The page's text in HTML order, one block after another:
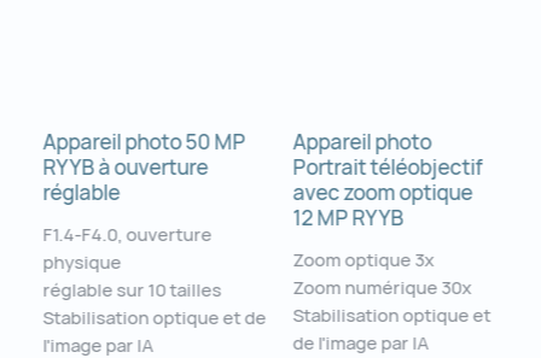
Appareil photo 50 MP
RYYB à ouverture
réglable
F1.4-F4.0, ouverture
physique
réglable sur 10 tailles
Stabilisation optique et de
l'image par IA
Appareil photo
Portrait téléobjectif
avec zoom optique
12 MP RYYB
Zoom optique 3x
Zoom numérique 30x
Stabilisation optique et
de l'image par IA